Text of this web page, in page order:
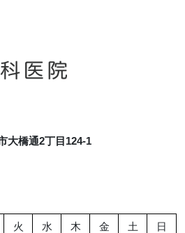
大橋通2丁目124-1
火 水 木 金 土 日